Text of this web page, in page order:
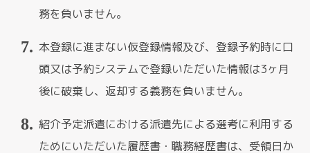
務を負いません。
本登録に進まない仮登録情報及び、登録予約時に口
頭又は予約システムで登録いただいた情報は3ヶ月
後に破棄し、返却する義務を負いません。
紹介予定派遣における派遣先による選考に利用する
ためにいただいた履歴書・職務経歴書は、受領日か